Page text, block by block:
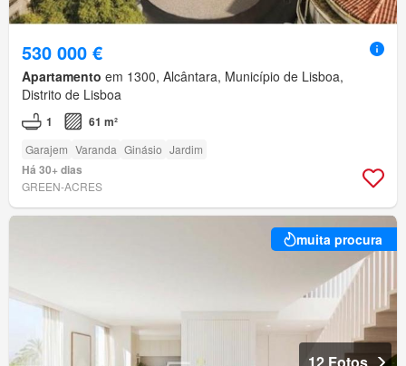
530 000 €
Apartamento em 1300, Alcântara, Município de Lisboa,
Distrito de Lisboa
1 61 m²
Garajem Varanda Ginásio Jardim
Há 30+ dias
GREEN-ACRES
muita procura
12 Fotos